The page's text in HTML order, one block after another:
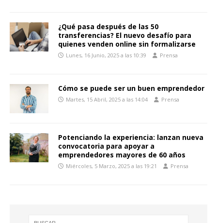
¿Qué pasa después de las 50
transferencias? El nuevo desafío para
quienes venden online sin formalizarse
Lunes, 16 Junio, 2025 a las 10:39 Prensa
Cómo se puede ser un buen emprendedor
Martes, 15 Abril, 2025 a las 14:04 Prensa
Potenciando la experiencia: lanzan nueva
convocatoria para apoyar a
emprendedores mayores de 60 años
Miércoles, 5 Marzo, 2025 a las 19:21 Prensa